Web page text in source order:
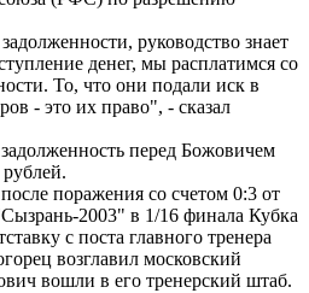
руководство знает
денег, мы расплатимся со
То, что они подали иск в
- это их право", - сказал
перед Божовичем
поражения со счетом 0:3 от
2003" в 1/16 финала Кубка
с поста главного тренера
возглавил московский
вошли в его тренерский штаб.